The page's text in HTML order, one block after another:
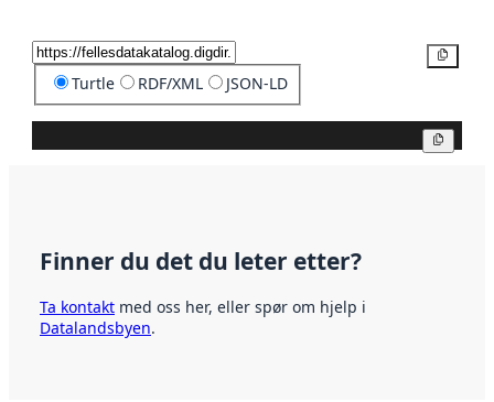
Turtle RDF/XML JSON-LD
Finner du det du leter etter?
Ta kontakt med oss her, eller spør om hjelp i
Datalandsbyen.